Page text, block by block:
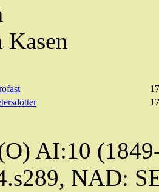
Kasen
AI:10
NAD: